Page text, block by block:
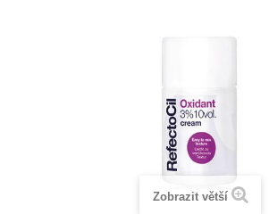
Zobrazit větší